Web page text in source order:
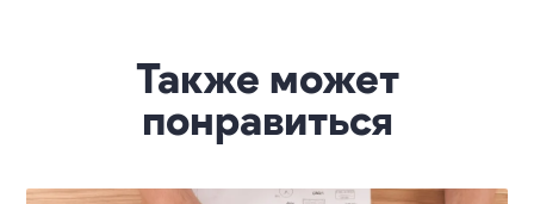
Также может
понравиться